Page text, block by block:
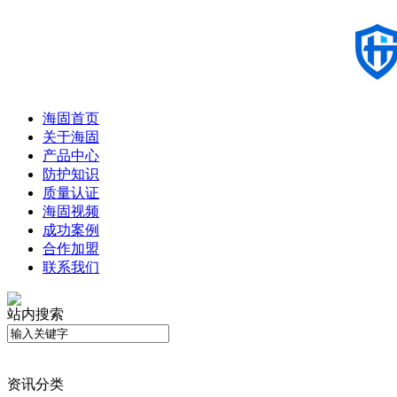
海固首页
关于海固
产品中心
防护知识
质量认证
海固视频
成功案例
合作加盟
联系我们
站内搜索
资讯分类